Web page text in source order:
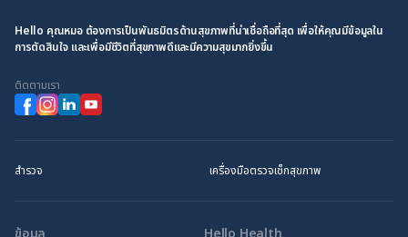
Hello คุณหมอ ต้องการเป็นพันธมิตรด้านสุขภาพที่น่าเชื่อถือที่สุด เพื่อให้คุณมีข้อมูลใน
การตัดสินใจ และเพื่อมีชีวิตที่สุขภาพดีและมีความสุขมากยิ่งขึ้น
ติดตามเรา
สำรวจ เครื่องมือตรวจเช็กสุขภาพ